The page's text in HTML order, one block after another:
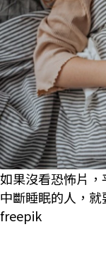
如果沒看恐怖片
中斷睡眠的人，
freepik